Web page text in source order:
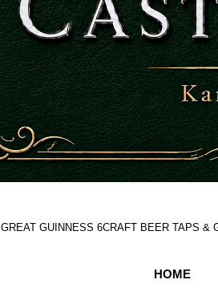
GREAT GUINNESS 6CRAFT BEER TAPS &
HOME